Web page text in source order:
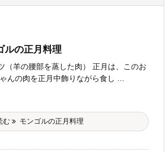
ルの正月料理
（羊の腰部を蒸した肉） 正月は、このお
んの肉を正月中飾りながら食し ...
む モンゴルの正月料理